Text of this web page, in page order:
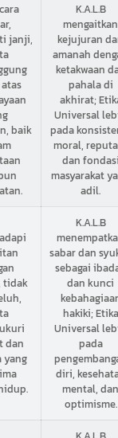
janji,
baik
K.A.L.B
mengaitkan
kejujuran
amanah
ketakwaan
pahala di
akhirat;
Universal
pada
moral,
dan
masyarakat
adil.
tidak
dan
yang
K.A.L.B
sabar dan
sebagai
dan kunci
hakiki; Etika
Universal
pada
diri,
mental,
optimisme.